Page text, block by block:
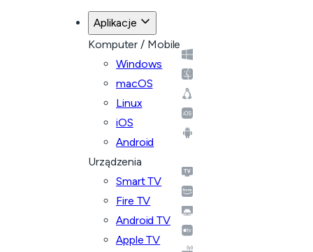
Aplikacje
Komputer / Mobile
Windows
macOS
Linux
iOS
Android
Urządzenia
Smart TV
Fire TV
Android TV
Apple TV